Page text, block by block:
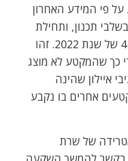
על פי המידע האחרון
תכנון, ותחילת
הביצוע שלו מיועדת לרבעון 4 של שנת 2022. זהו
כך שהמקטע לא מוצג
איילון שהינה
אחרים בו נקבע
של שרת